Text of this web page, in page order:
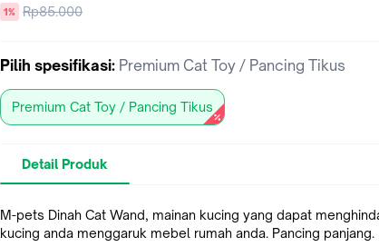
diskon
1%
Harga
Rp85.000
Pilih spesifikasi: Premium Cat Toy / Pancing Tikus
Premium Cat Toy / Pancing Tikus
Detail Produk
M-pets Dinah Cat Wand, mainan kucing yang dapat
kucing anda menggaruk mebel rumah anda. Pancing panjang.